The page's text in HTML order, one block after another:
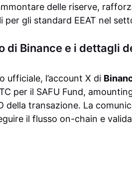
delle riserve,
per gli standard EEAT nel
di Binance e i dettagli
ufficiale, l’account X di
per il SAFU Fund,
della transazione. La
il flusso on-chain e